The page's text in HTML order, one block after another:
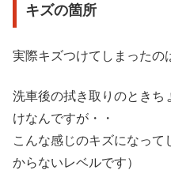
キズの箇所
実際キズつけてしまったの
洗車後の拭き取りのときち
けなんですが・・
こんな感じのキズになって
からないレベルです）